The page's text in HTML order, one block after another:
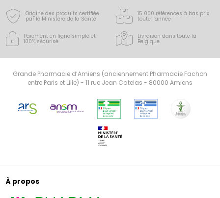
Origine des produits certifiée
par le Ministère de la Santé
15 000 références à bas prix
toute l’année
Paiement en ligne simple et
100% sécurisé
Livraison dans toute la
Belgique
Grande Pharmacie d’Amiens (anciennement Pharmacie Fachon
entre Paris et Lille) - 11 rue Jean Catelas - 80000 Amiens
À propos